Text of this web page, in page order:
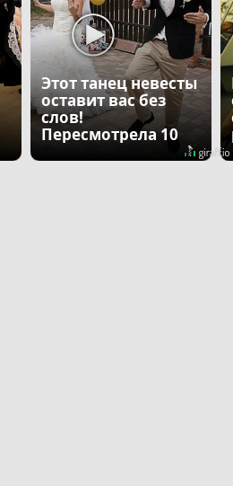
Этот танец невесты
оставит вас без
слов!
Пересмотрела 10